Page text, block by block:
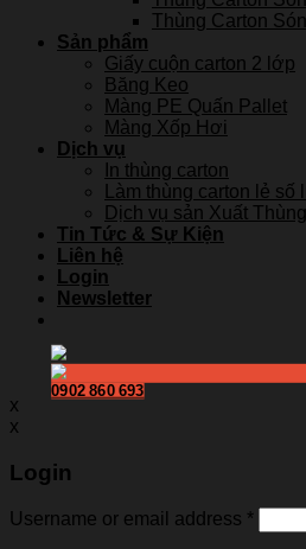
Thùng Carton
Sản phẩm
Giấy cuộn carton 2 lớp
Băng Keo
Màng PE Quấn Pallet
Màng Xốp Hơi
Dịch vụ
In thùng carton
Làm thùng carton lẻ
Dịch vụ sản Xuất
Tin Tức & Sự Kiện
Liên hệ
Login
Newsletter
0902 860 693
x
x
Login
Username or email address *